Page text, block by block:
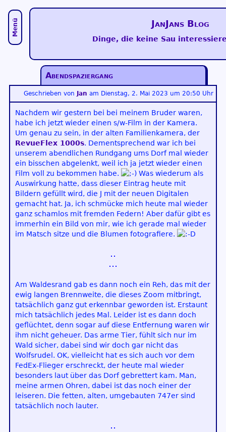
JanJans Blog
Dinge, die keine Sau
Abendspaziergang
Geschrieben von Jan am Dienstag, 2. Mai 2023 um 20:50 Uhr
Nachdem wir gestern bei bei meinem Bruder waren,
habe ich jetzt wieder einen s/w-Film in der Kamera.
Um genau zu sein, in der alten Familienkamera, der
RevueFlex 1000s. Dementsprechend war ich bei
unserem abendlichen Rundgang ums Dorf mal wieder
ein bisschen abgelenkt, weil ich ja jetzt wieder einen
Film voll zu bekommen habe.
Was wiederum als
Auswirkung hatte, dass dieser Eintrag heute mit
Bildern gefüllt wird, die J mit der neuen Digitalen
gemacht hat. Ja, ich schmücke mich heute mal wieder
ganz schamlos mit fremden Federn! Aber dafür gibt es
immerhin ein Bild von mir, wie ich gerade mal wieder
im Matsch sitze und die Blumen fotografiere.
Am Waldesrand gab es dann noch ein Reh, das mit der
ewig langen Brennweite, die dieses Zoom mitbringt,
tatsächlich ganz gut erkennbar geworden ist. Erstaunt
mich tatsächlich jedes Mal. Leider ist es dann doch
geflüchtet, denn sogar auf diese Entfernung waren wir
ihm nicht geheuer. Das arme Tier, fühlt sich nur im
Wald sicher, dabei sind wir doch gar nicht das
Wolfsrudel. OK, vielleicht hat es sich auch vor dem
FedEx-Flieger erschreckt, der heute mal wieder
besonders laut über das Dorf gebrettert kam. Man,
meine armen Ohren, dabei ist das noch einer der
leiseren. Die fetten, alten, umgebauten 747er sind
tatsächlich noch lauter.
Menü